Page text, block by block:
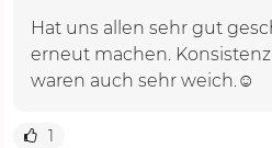
Hat uns allen sehr gut
erneut machen.
waren auch sehr weich.☺️
1